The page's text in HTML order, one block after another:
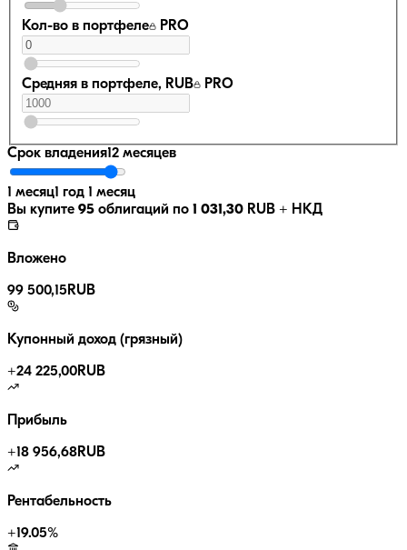
Кол-во в портфеле PRO
Средняя в портфеле, RUB PRO
Срок владения12 месяцев
1 месяц1 год 1 месяц
Вы купите 95 облигаций по 1 031,30 RUB + НКД
Вложено
99 500,15 RUB
Купонный доход (грязный)
+24 225,00RUB
Прибыль
+18 956,68RUB
Рентабельность
+19.05%